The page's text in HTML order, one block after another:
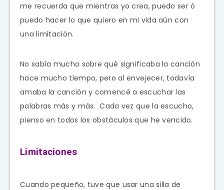
me recuerda que mientras yo crea, puedo ser ó
puedo hacer lo que quiero en mi vida aún con
una limitación.
No sabía mucho sobre qué significaba la canción
hace mucho tiempo, pero al envejecer, todavía
amaba la canción y comencé a escuchar las
palabras más y más. Cada vez que la escucho,
pienso en todos los obstáculos que he vencido.
Limitaciones
Cuando pequeño, tuve que usar una silla de